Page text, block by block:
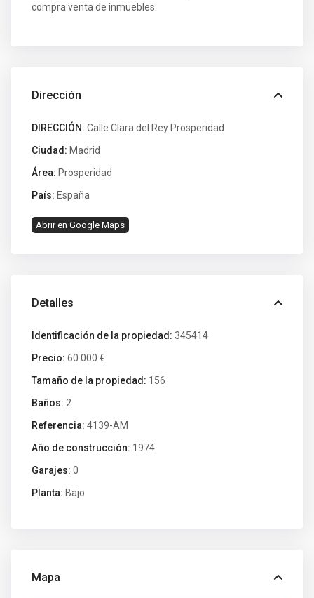
compra venta de inmuebles.
Dirección
DIRECCIÓN: Calle Clara del Rey Prosperidad
Ciudad: Madrid
Área: Prosperidad
País: España
Abrir en Google Maps
Detalles
Identificación de la propiedad: 345414
Precio: 60.000 €
Tamaño de la propiedad: 156
Baños: 2
Referencia: 4139-AM
Año de construcción: 1974
Garajes: 0
Planta: Bajo
Mapa